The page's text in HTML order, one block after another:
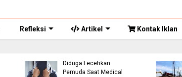
Refleksi Artikel Kontak Iklan
Diduga Lecehkan
Pemuda Saat Medical